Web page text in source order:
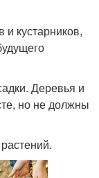
и кустарников,
Деревья и
но не должны